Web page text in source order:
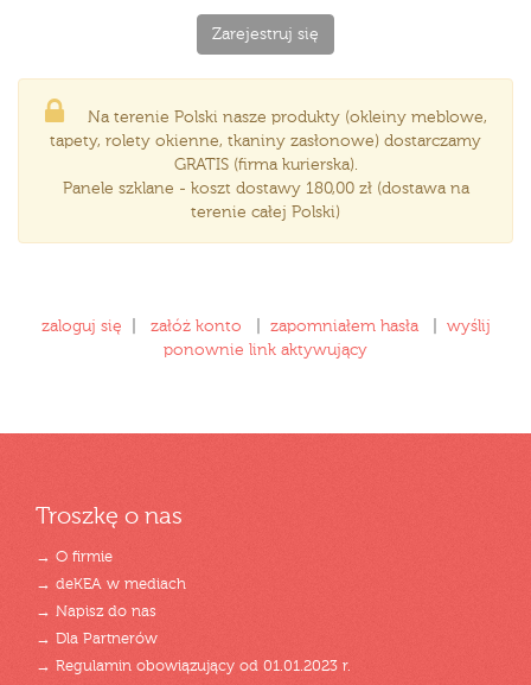
Na terenie Polski nasze produkty (okleiny meblowe,
tapety, rolety okienne, tkaniny zasłonowe) dostarczamy
GRATIS (firma kurierska).
Panele szklane - koszt dostawy 180,00 zł (dostawa na
terenie całej Polski)
zaloguj się załóż konto zapomniałem hasła| wyślij
ponownie link aktywujący
Troszkę o nas
→ O firmie
→ deKEA w mediach
→ Napisz do nas
→ Dla Partnerów
→ Regulamin obowiązujący od 01.01.2023 r.